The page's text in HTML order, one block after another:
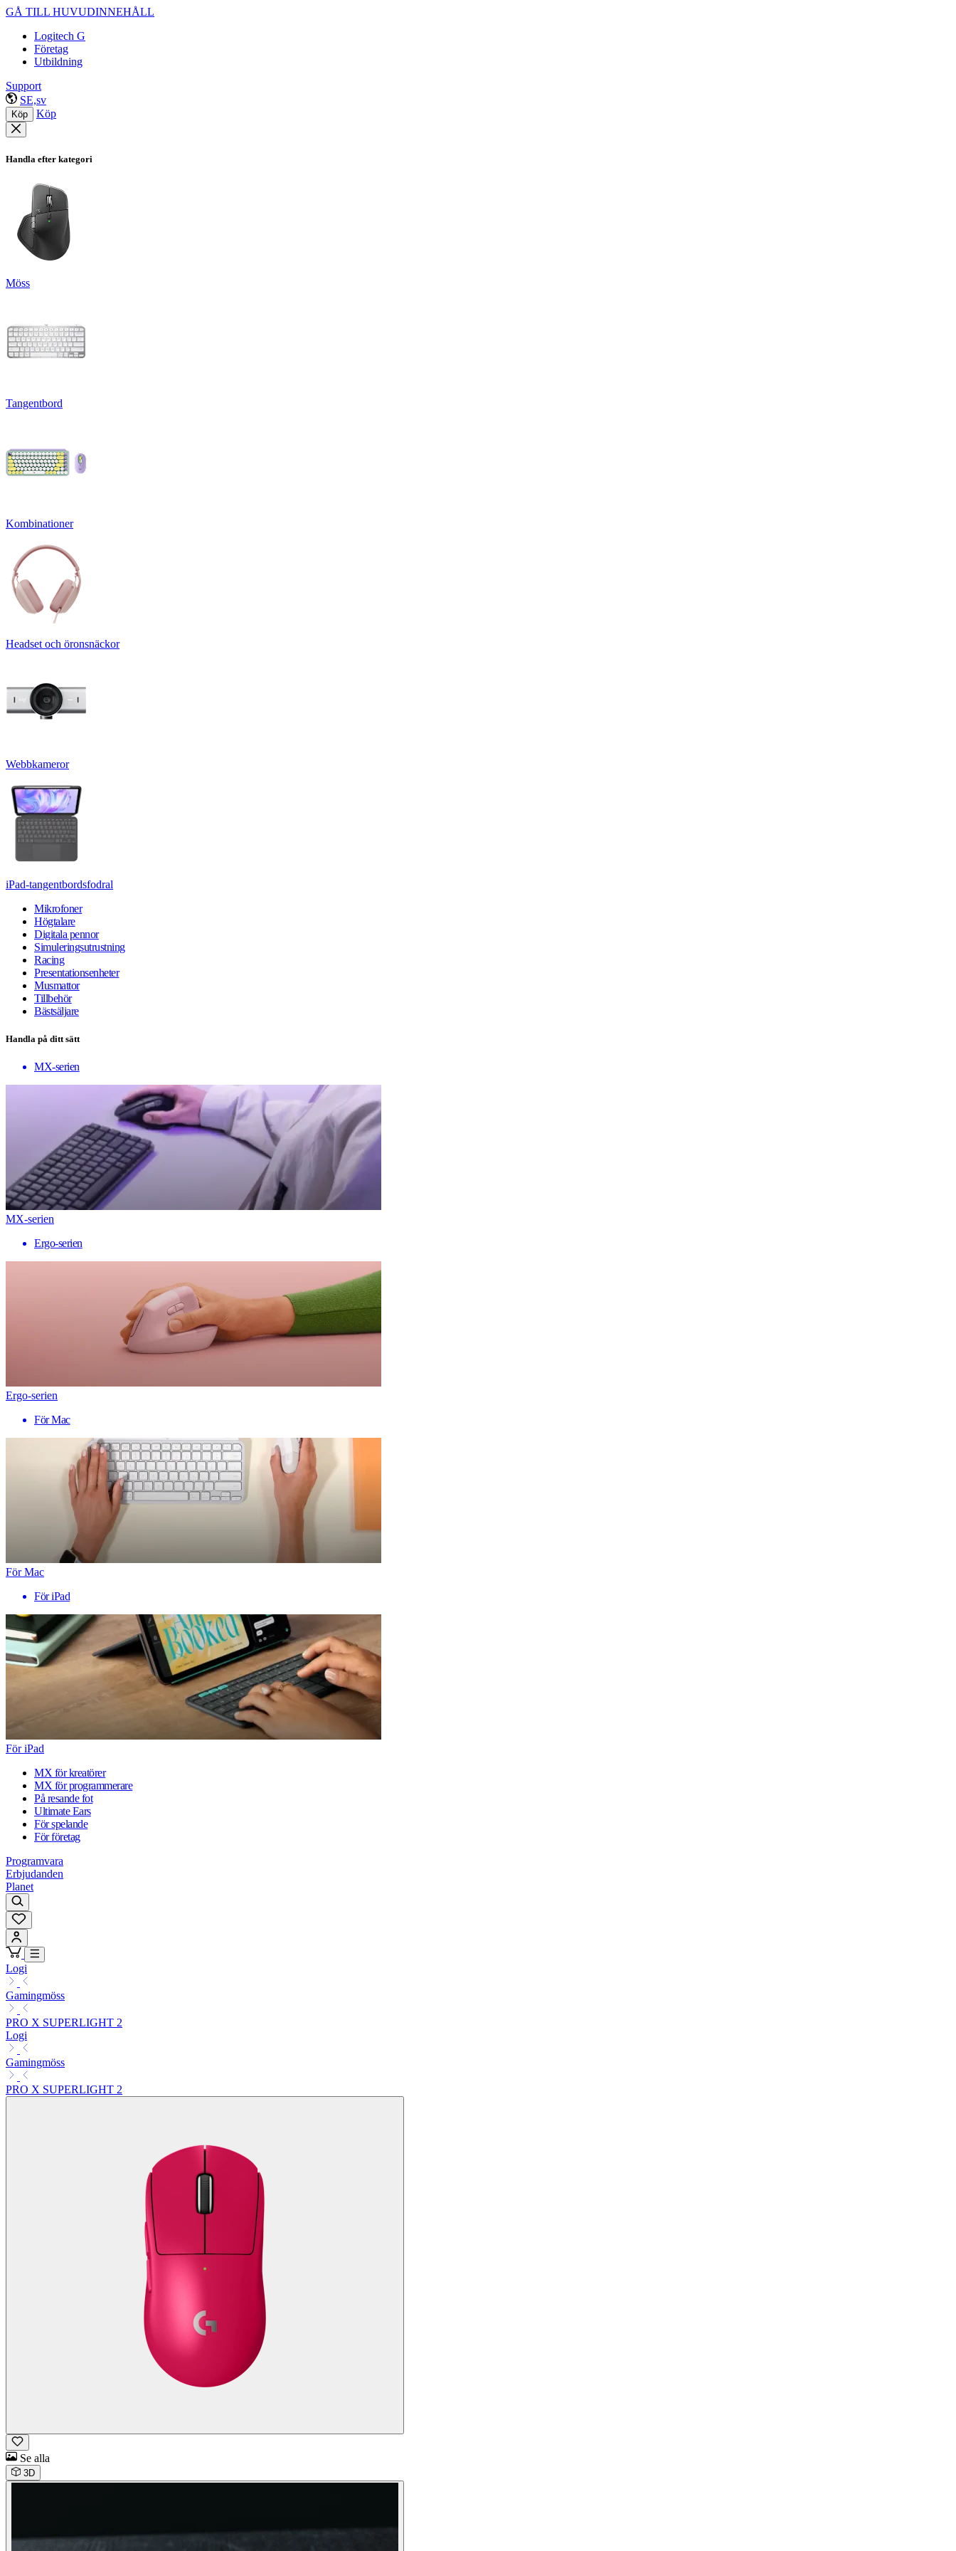
GÅ TILL HUVUDINNEHÅLL
Logitech G
Företag
Utbildning
Support
SE,sv
Köp Köp
Handla efter kategori
Möss
Tangentbord
Kombinationer
Headset och öronsnäckor
Webbkameror
iPad-tangentbordsfodral
Mikrofoner
Högtalare
Digitala pennor
Simuleringsutrustning
Racing
Presentationsenheter
Musmattor
Tillbehör
Bästsäljare
Handla på ditt sätt
MX-serien
MX-serien
Ergo-serien
Ergo-serien
För Mac
För Mac
För iPad
För iPad
MX för kreatörer
MX för programmerare
På resande fot
Ultimate Ears
För spelande
För företag
Programvara
Erbjudanden
Planet
Logi
Gamingmöss
PRO X SUPERLIGHT 2
Logi
Gamingmöss
PRO X SUPERLIGHT 2
Se alla
3D